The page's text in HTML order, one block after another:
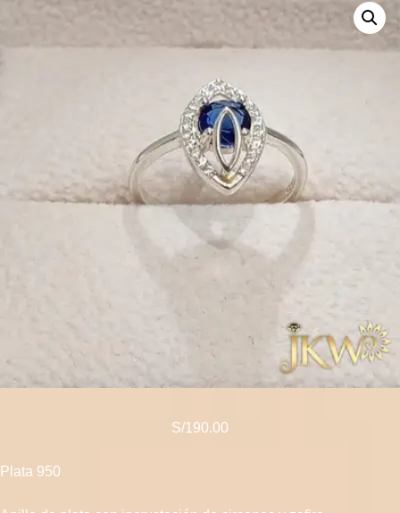
S/190.00
Plata 950